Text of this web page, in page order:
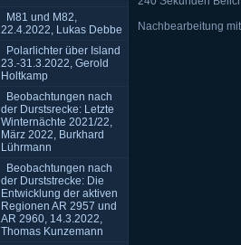
M81 und M82,
22.4.2022, Lukas Debbe
Polarlichter über Island
23.-31.3.2022, Gerold
Holtkamp
Beobachtungen nach
der Durstsrecke: Letzte
Winternächte 2021/22,
März 2022, Burkhard
Lührmann
Beobachtungen nach
der Durststrecke: Die
Entwicklung der aktiven
Regionen AR 2957 und
AR 2960, 14.3.2022,
Thomas Kunzemann
Nachbearbeitung